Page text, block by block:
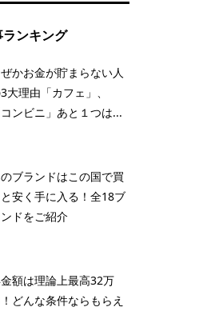
ランキング
かお金が貯まらない人
大理由「カフェ」、
コンビニ」あと１つは...
ブランドはこの国で買
安く手に入る！全18ブ
ドをご紹介
額は理論上最高32万
どんな条件ならもらえ